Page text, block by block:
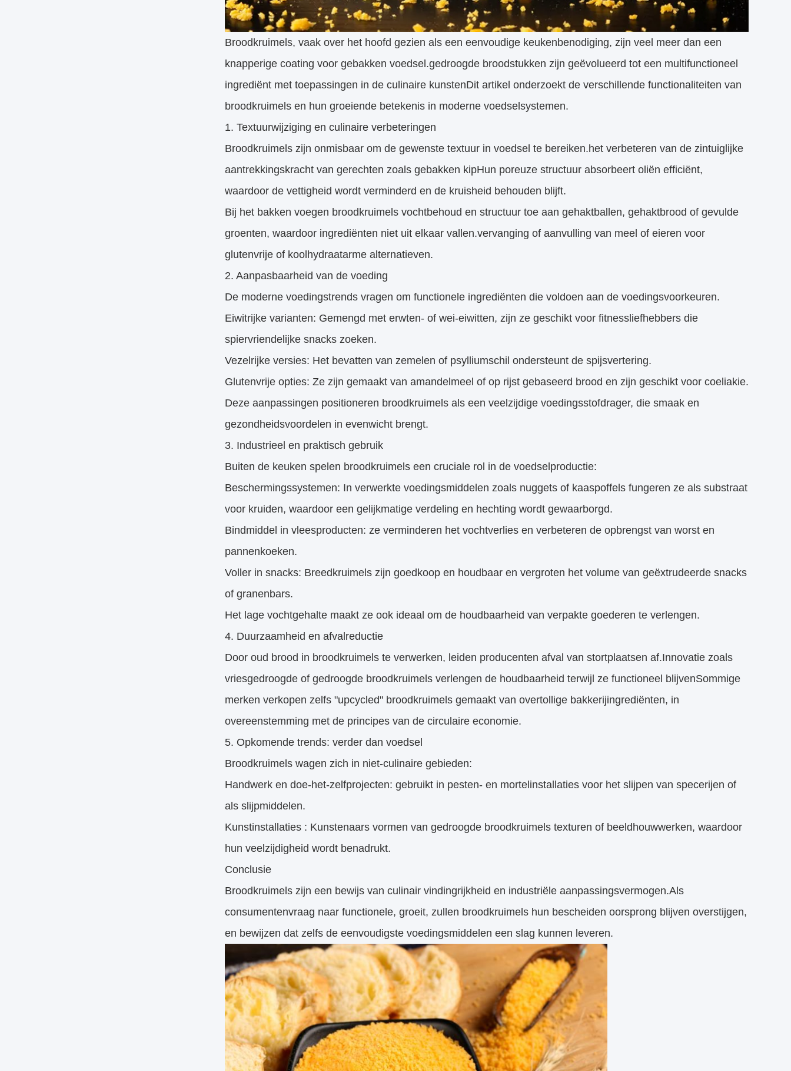
Broodkruimels, vaak over het hoofd gezien als een eenvoudige keukenbenodiging, zijn veel meer dan een
knapperige coating voor gebakken voedsel.gedroogde broodstukken zijn geëvolueerd tot een multifunctioneel
ingrediënt met toepassingen in de culinaire kunstenDit artikel onderzoekt de verschillende functionaliteiten van
broodkruimels en hun groeiende betekenis in moderne voedselsystemen.
1. Textuurwijziging en culinaire verbeteringen
Broodkruimels zijn onmisbaar om de gewenste textuur in voedsel te bereiken.het verbeteren van de zintuiglijke
aantrekkingskracht van gerechten zoals gebakken kipHun poreuze structuur absorbeert oliën efficiënt,
waardoor de vettigheid wordt verminderd en de kruisheid behouden blijft.
Bij het bakken voegen broodkruimels vochtbehoud en structuur toe aan gehaktballen, gehaktbrood of gevulde
groenten, waardoor ingrediënten niet uit elkaar vallen.vervanging of aanvulling van meel of eieren voor
glutenvrije of koolhydraatarme alternatieven.
2. Aanpasbaarheid van de voeding
De moderne voedingstrends vragen om functionele ingrediënten die voldoen aan de voedingsvoorkeuren.
Eiwitrijke varianten: Gemengd met erwten- of wei-eiwitten, zijn ze geschikt voor fitnessliefhebbers die
spiervriendelijke snacks zoeken.
Vezelrijke versies: Het bevatten van zemelen of psylliumschil ondersteunt de spijsvertering.
Glutenvrije opties: Ze zijn gemaakt van amandelmeel of op rijst gebaseerd brood en zijn geschikt voor coeliakie.
Deze aanpassingen positioneren broodkruimels als een veelzijdige voedingsstofdrager, die smaak en
gezondheidsvoordelen in evenwicht brengt.
3. Industrieel en praktisch gebruik
Buiten de keuken spelen broodkruimels een cruciale rol in de voedselproductie:
Beschermingssystemen: In verwerkte voedingsmiddelen zoals nuggets of kaaspoffels fungeren ze als substraat
voor kruiden, waardoor een gelijkmatige verdeling en hechting wordt gewaarborgd.
Bindmiddel in vleesproducten: ze verminderen het vochtverlies en verbeteren de opbrengst van worst en
pannenkoeken.
Voller in snacks: Breedkruimels zijn goedkoop en houdbaar en vergroten het volume van geëxtrudeerde snacks
of granenbars.
Het lage vochtgehalte maakt ze ook ideaal om de houdbaarheid van verpakte goederen te verlengen.
4. Duurzaamheid en afvalreductie
Door oud brood in broodkruimels te verwerken, leiden producenten afval van stortplaatsen af.Innovatie zoals
vriesgedroogde of gedroogde broodkruimels verlengen de houdbaarheid terwijl ze functioneel blijvenSommige
merken verkopen zelfs "upcycled" broodkruimels gemaakt van overtollige bakkerijingrediënten, in
overeenstemming met de principes van de circulaire economie.
5. Opkomende trends: verder dan voedsel
Broodkruimels wagen zich in niet-culinaire gebieden:
Handwerk en doe-het-zelfprojecten: gebruikt in pesten- en mortelinstallaties voor het slijpen van specerijen of
als slijpmiddelen.
Kunstinstallaties : Kunstenaars vormen van gedroogde broodkruimels texturen of beeldhouwwerken, waardoor
hun veelzijdigheid wordt benadrukt.
Conclusie
Broodkruimels zijn een bewijs van culinair vindingrijkheid en industriële aanpassingsvermogen.Als
consumentenvraag naar functionele, groeit, zullen broodkruimels hun bescheiden oorsprong blijven overstijgen,
en bewijzen dat zelfs de eenvoudigste voedingsmiddelen een slag kunnen leveren.